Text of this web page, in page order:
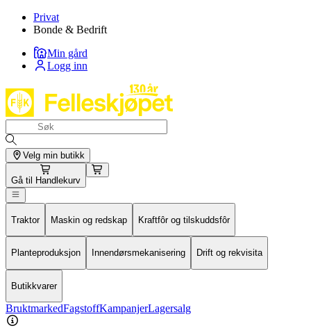
Privat
Bonde & Bedrift
Min gård
Logg inn
Velg min butikk
Gå til Handlekurv
Traktor Maskin og redskap Kraftfôr og tilskuddsfôr
Planteproduksjon Innendørsmekanisering Drift og rekvisita
Butikkvarer
BruktmarkedFagstoffKampanjerLagersalg